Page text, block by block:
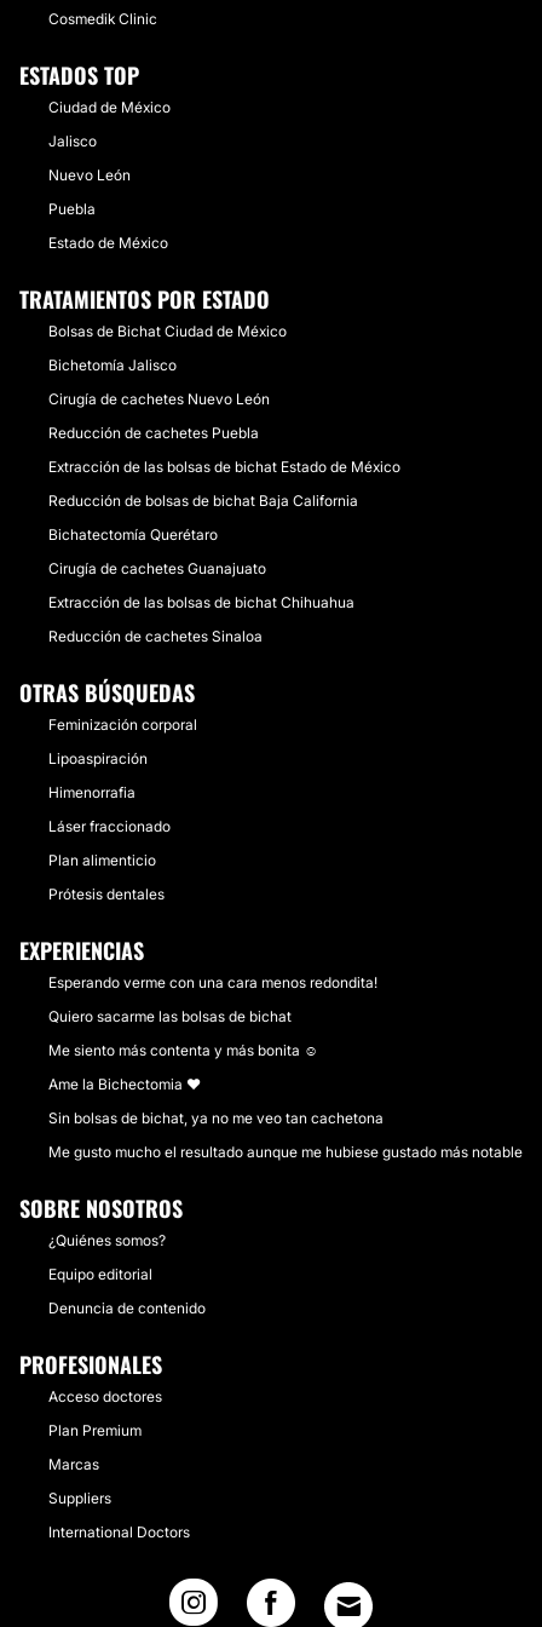
Cosmedik Clinic
ESTADOS TOP
Ciudad de México
Jalisco
Nuevo León
Puebla
Estado de México
TRATAMIENTOS POR ESTADO
Bolsas de Bichat Ciudad de México
Bichetomía Jalisco
Cirugía de cachetes Nuevo León
Reducción de cachetes Puebla
Extracción de las bolsas de bichat Estado de México
Reducción de bolsas de bichat Baja California
Bichatectomía Querétaro
Cirugía de cachetes Guanajuato
Extracción de las bolsas de bichat Chihuahua
Reducción de cachetes Sinaloa
OTRAS BÚSQUEDAS
Feminización corporal
Lipoaspiración
Himenorrafia
Láser fraccionado
Plan alimenticio
Prótesis dentales
EXPERIENCIAS
Esperando verme con una cara menos redondita!
Quiero sacarme las bolsas de bichat
Me siento más contenta y más bonita ☺️
Ame la Bichectomia ❤️
Sin bolsas de bichat, ya no me veo tan cachetona
Me gusto mucho el resultado aunque me hubiese gustado más notable
SOBRE NOSOTROS
¿Quiénes somos?
Equipo editorial
Denuncia de contenido
PROFESIONALES
Acceso doctores
Plan Premium
Marcas
Suppliers
International Doctors